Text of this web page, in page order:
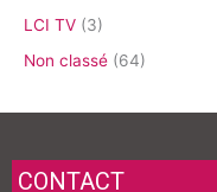
LCI TV (3)
Non classé (64)
CONTACT